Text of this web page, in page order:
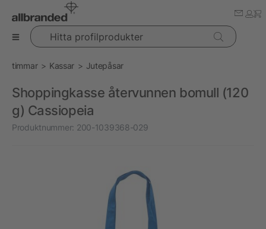
Hitta profilprodukter
timmar Kassar Jutepåsar
Shoppingkasse återvunnen bomull (120
g) Cassiopeia
Produktnummer: 200-1039368-029